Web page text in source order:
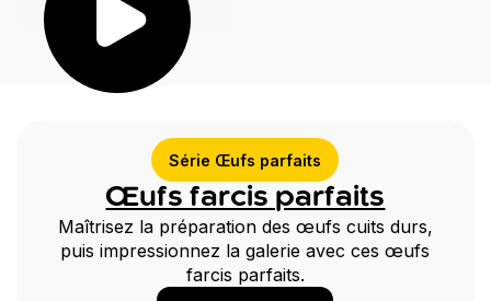
Série Œufs parfaits
Œufs farcis parfaits
Maîtrisez la préparation des œufs cuits durs,
puis impressionnez la galerie avec ces œufs
farcis parfaits.